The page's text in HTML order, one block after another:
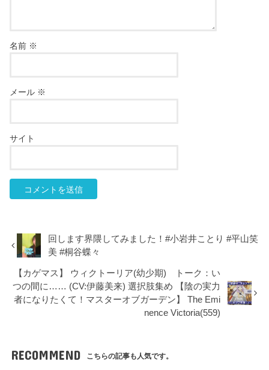
名前 ※
メール ※
サイト
回します界隈してみました！#小岩井ことり #平山笑
美 #桐谷蝶々
【カゲマス】 ウィクトーリア(幼少期) トーク：い
つの間に…… (CV:伊藤美来) 選択肢集め 【陰の実力
者になりたくて！マスターオブガーデン】 The Emi
nence Victoria(559)
RECOMMEND こちらの記事も人気です。